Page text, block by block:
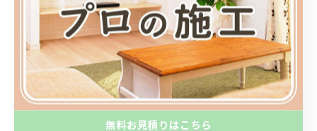
実際に補助金を利用した方からは「エアコン設置費用の
半額が補助され、家計の負担が大きく軽減した」との声
も聞かれます。省エネ・耐震リフォームは長期的な光熱
費削減や安全性向上にもつながるため、補助金を最大限
活用したリフォーム計画をおすすめします。
無料お見積りはこちら